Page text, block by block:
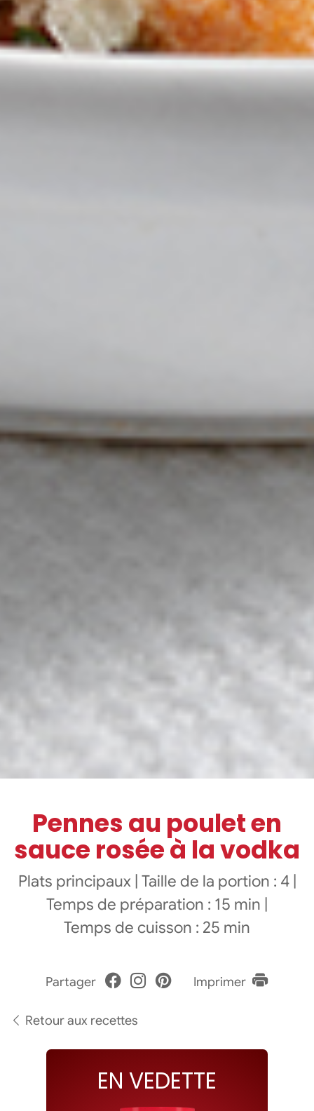
Pennes au poulet en
sauce rosée à la vodka
Plats principaux| Taille de la portion : 4|
Temps de préparation : 15 min |
Temps de cuisson : 25 min
Retour aux recettes
Partager Imprimer
EN VEDETTE